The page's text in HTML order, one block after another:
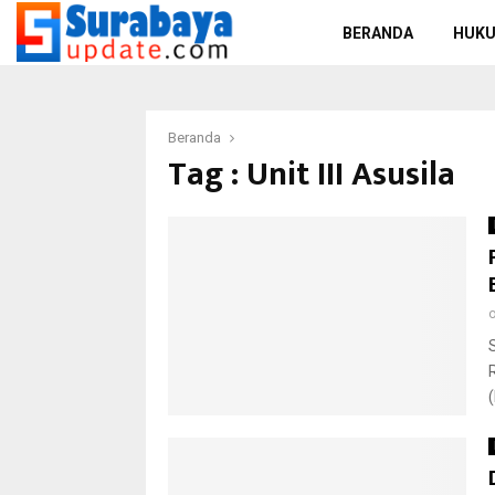
BERANDA
Beranda
Tag : Unit III Asusila